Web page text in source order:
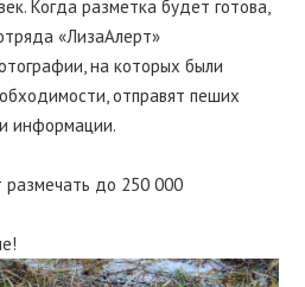
Когда разметка будет готова,
«ЛизаАлерт»
на которых были
отправят пеших
информации.
размечать до 250 000